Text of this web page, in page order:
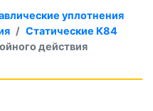
уплотнения
Статические К84
действия